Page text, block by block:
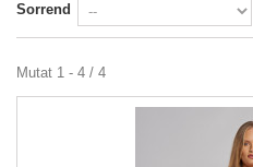
Sorrend
Mutat 1 - 4 / 4